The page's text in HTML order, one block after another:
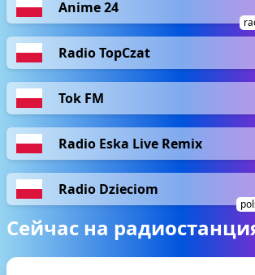
Anime 24
Radio TopCzat
Tok FM
Radio Eska Live Remix
Radio Dzieciom
Сейчас на